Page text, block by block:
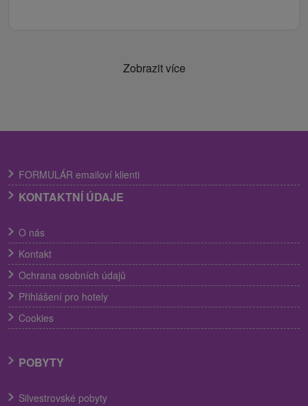
Zobrazit více
FORMULÁR emailoví klienti
KONTAKTNÍ ÚDAJE
O nás
Kontakt
Ochrana osobních údajů
Přihlášení pro hotely
Cookies
POBYTY
Silvestrovské pobyty